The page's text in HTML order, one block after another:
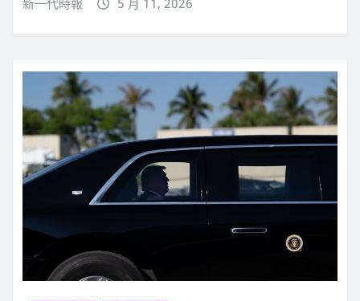
新一代時報 5 月 11, 2026